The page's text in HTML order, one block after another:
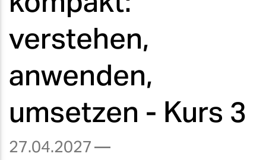
verstehen,
anwenden,
umsetzen - Kurs 3
27.04.2027—